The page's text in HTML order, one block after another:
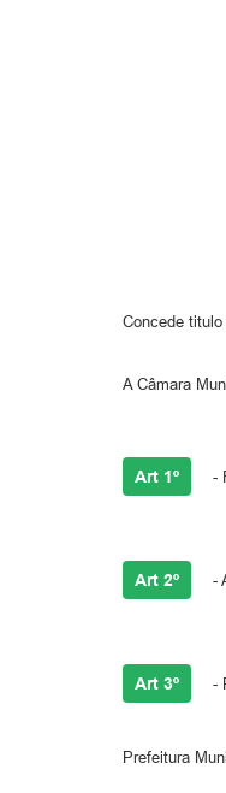
Concede titulo
A Câmara
Art 1º -
Art 2º -
Art 3º -
Prefeitura